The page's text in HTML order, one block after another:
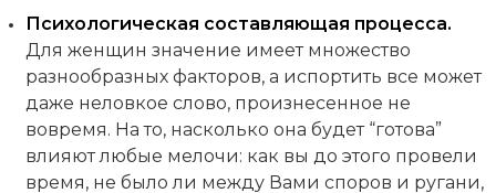
Психологическая составляющая процесса.
Для женщин значение имеет множество
разнообразных факторов, а испортить все может
даже неловкое слово, произнесенное не
вовремя. На то, насколько она будет “готова”
влияют любые мелочи: как вы до этого провели
время, не было ли между Вами споров и ругани,